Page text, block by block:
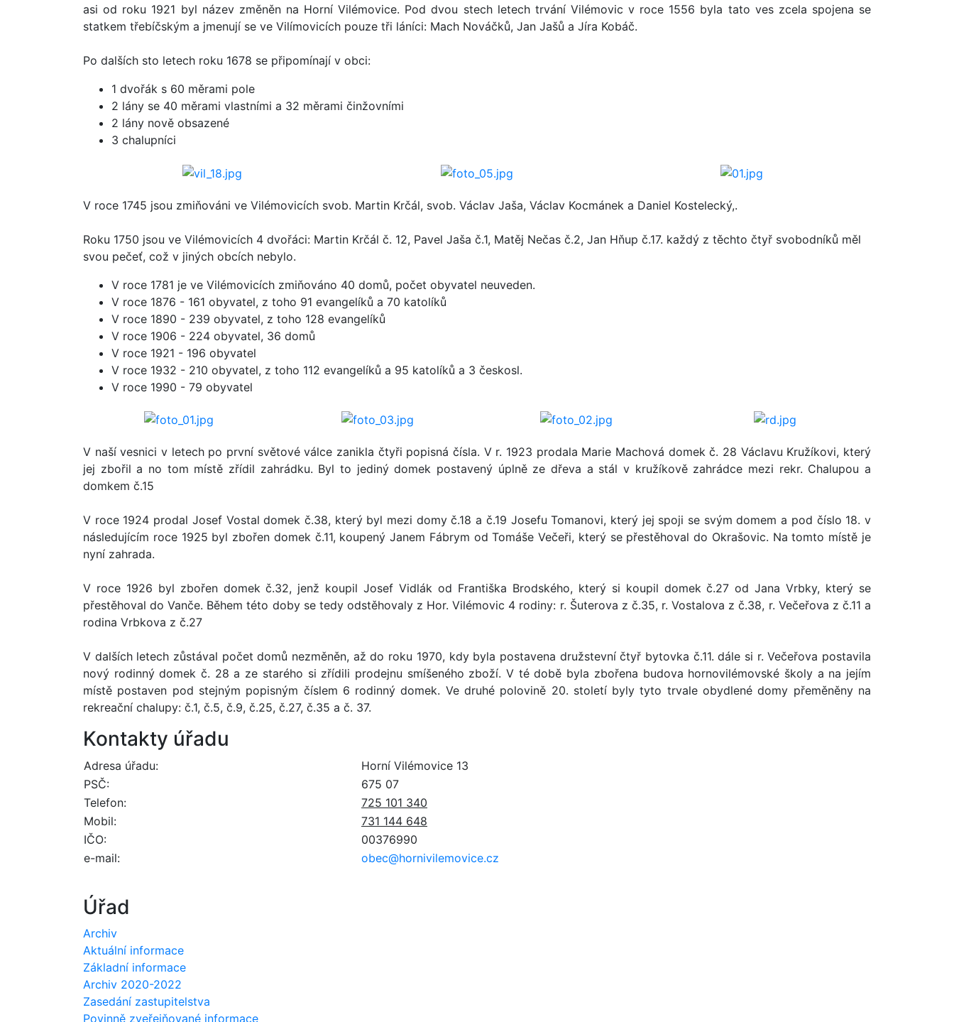
asi od roku 1921 byl název změněn na Horní Vilémovice. Pod dvou stech letech trvání Vilémovic v roce 1556 byla tato ves zcela spojena se
statkem třebíčským a jmenují se ve Vilímovicích pouze tři láníci: Mach Nováčků, Jan Jašů a Jíra Kobáč.
Po dalších sto letech roku 1678 se připomínají v obci:
1 dvořák s 60 měrami pole
2 lány se 40 měrami vlastními a 32 měrami činžovními
2 lány nově obsazené
3 chalupníci
V roce 1745 jsou zmiňováni ve Vilémovicích svob. Martin Krčál, svob. Václav Jaša, Václav Kocmánek a Daniel Kostelecký,.
Roku 1750 jsou ve Vilémovicích 4 dvořáci: Martin Krčál č. 12, Pavel Jaša č.1, Matěj Nečas č.2, Jan Hňup č.17. každý z těchto čtyř svobodníků měl
svou pečeť, což v jiných obcích nebylo.
V roce 1781 je ve Vilémovicích zmiňováno 40 domů, počet obyvatel neuveden.
V roce 1876 - 161 obyvatel, z toho 91 evangelíků a 70 katolíků
V roce 1890 - 239 obyvatel, z toho 128 evangelíků
V roce 1906 - 224 obyvatel, 36 domů
V roce 1921 - 196 obyvatel
V roce 1932 - 210 obyvatel, z toho 112 evangelíků a 95 katolíků a 3 českosl.
V roce 1990 - 79 obyvatel
V naší vesnici v letech po první světové válce zanikla čtyři popisná čísla. V r. 1923 prodala Marie Machová domek č. 28 Václavu Kružíkovi, který
jej zbořil a no tom místě zřídil zahrádku. Byl to jediný domek postavený úplně ze dřeva a stál v kružíkově zahrádce mezi rekr. Chalupou a
domkem č.15
V roce 1924 prodal Josef Vostal domek č.38, který byl mezi domy č.18 a č.19 Josefu Tomanovi, který jej spoji se svým domem a pod číslo 18. v
následujícím roce 1925 byl zbořen domek č.11, koupený Janem Fábrym od Tomáše Večeři, který se přestěhoval do Okrašovic. Na tomto místě je
nyní zahrada.
V roce 1926 byl zbořen domek č.32, jenž koupil Josef Vidlák od Františka Brodského, který si koupil domek č.27 od Jana Vrbky, který se
přestěhoval do Vanče. Během této doby se tedy odstěhovaly z Hor. Vilémovic 4 rodiny: r. Šuterova z č.35, r. Vostalova z č.38, r. Večeřova z č.11 a
rodina Vrbkova z č.27
V dalších letech zůstával počet domů nezměněn, až do roku 1970, kdy byla postavena družstevní čtyř bytovka č.11. dále si r. Večeřova postavila
nový rodinný domek č. 28 a ze starého si zřídili prodejnu smíšeného zboží. V té době byla zbořena budova hornovilémovské školy a na jejím
místě postaven pod stejným popisným číslem 6 rodinný domek. Ve druhé polovině 20. století byly tyto trvale obydlené domy přeměněny na
rekreační chalupy: č.1, č.5, č.9, č.25, č.27, č.35 a č. 37.
Kontakty úřadu
Adresa úřadu:
Horní Vilémovice 13
PSČ:
675 07
Telefon:
725 101 340
Mobil:
731 144 648
IČO:
00376990
e-mail:
obec@hornivilemovice.cz
Úřad
Archiv
Aktuální informace
Základní informace
Archiv 2020-2022
Zasedání zastupitelstva
Povinně zveřejňované informace